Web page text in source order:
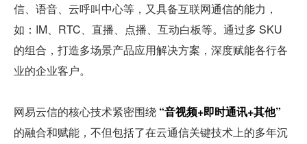
信、语音、云呼叫中心等，又具备互联网通信的能力，
如：IM、RTC、直播、点播、互动白板等。通过多 SKU
的组合，打造多场景产品应用解决方案，深度赋能各行各
业的企业客户。
网易云信的核心技术紧密围绕
的融合和赋能，不但包括了在云通信关键技术上的多年沉